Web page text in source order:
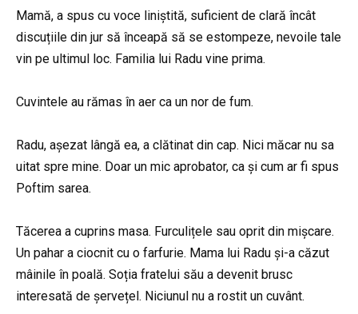
Mamă, a spus cu voce liniștită, suficient de clară încât
discuțiile din jur să înceapă să se estompeze, nevoile tale
vin pe ultimul loc. Familia lui Radu vine prima.
Cuvintele au rămas în aer ca un nor de fum.
Radu, așezat lângă ea, a clătinat din cap. Nici măcar nu sa
uitat spre mine. Doar un mic aprobator, ca și cum ar fi spus
Poftim sarea.
Tăcerea a cuprins masa. Furculițele sau oprit din mișcare.
Un pahar a ciocnit cu o farfurie. Mama lui Radu și-a căzut
mâinile în poală. Soția fratelui său a devenit brusc
interesată de șervețel. Niciunul nu a rostit un cuvânt.